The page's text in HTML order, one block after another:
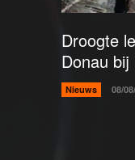
Droogte
Donau
Nieuws 08/